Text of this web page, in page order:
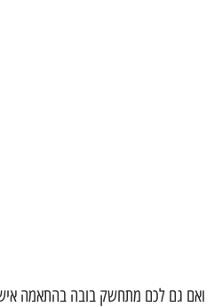
ואם גם לכם מתחשק בובה בהתאמה